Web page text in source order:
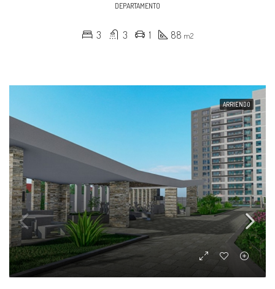
DEPARTAMENTO
3 3 1 88 m2
ARRIENDO